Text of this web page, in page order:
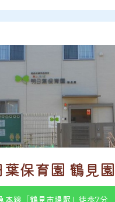
葉保育園 鶴見園
本線「鶴見市場駅」徒歩7分